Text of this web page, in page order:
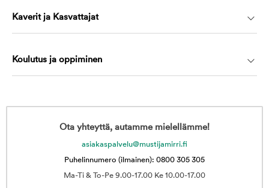
Kaverit ja Kasvattajat
Koulutus ja oppiminen
Ota yhteyttä, autamme mielellämme!
asiakaspalvelu@mustijamirri.fi
Puhelinnumero (ilmainen): 0800 305 305
Ma-Ti & To-Pe 9.00-17.00 Ke 10.00-17.00